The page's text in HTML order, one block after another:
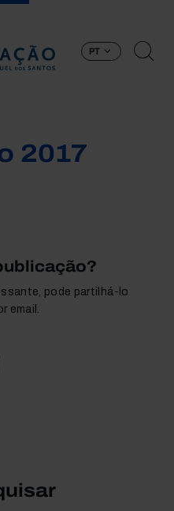
PT
2017
pode partilhá-lo
email.